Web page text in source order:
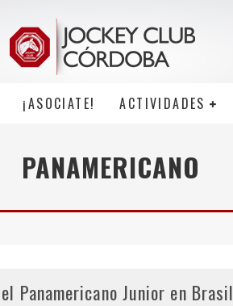
¡ASOCIATE! ACTIVIDADES
PANAMERICANO
Panamericano Junior en Brasil